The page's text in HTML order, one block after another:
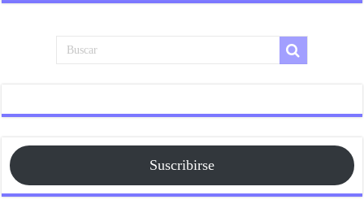
Suscribirse